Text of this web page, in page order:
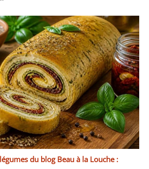
travail et gardant votre
cuisine ordonnée.
du blog Beau à la Louche :